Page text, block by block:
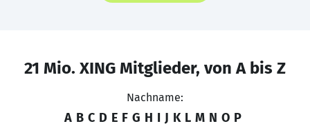
21 Mio. XING Mitglieder, von A bis Z
Nachname:
A B C D E F G H I J K L M N O P